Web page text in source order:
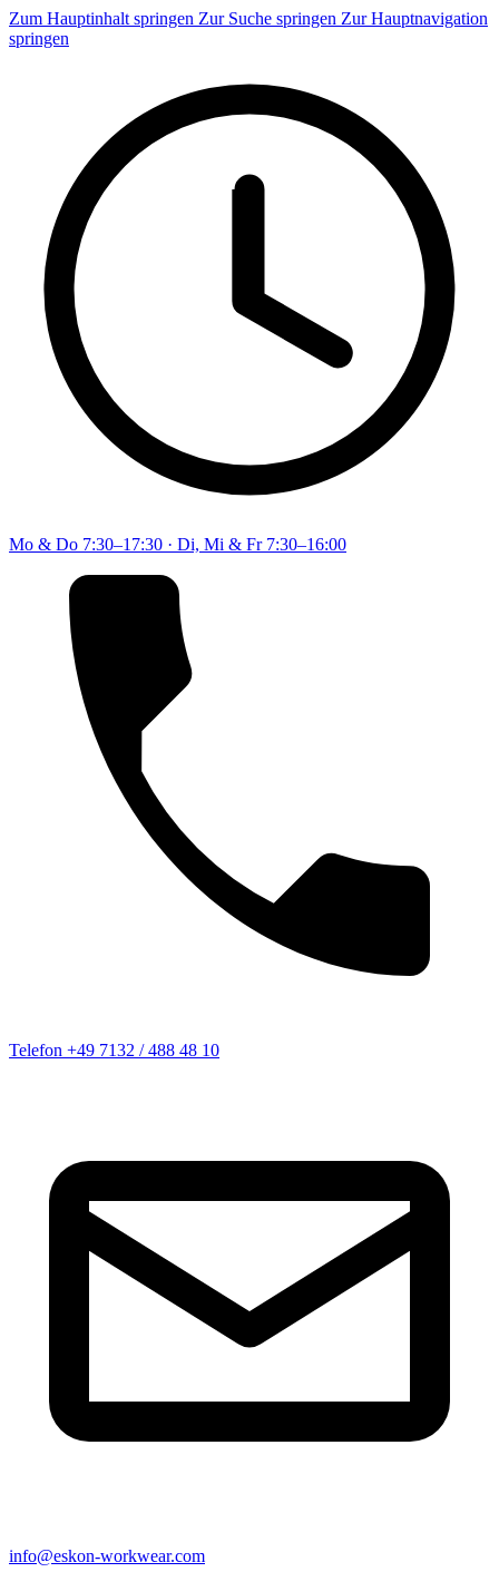
Zum Hauptinhalt springen Zur Suche springen Zur Hauptnavigation
springen
Mo & Do 7:30–17:30 · Di, Mi & Fr 7:30–16:00
Telefon +49 7132 / 488 48 10
info@eskon-workwear.com